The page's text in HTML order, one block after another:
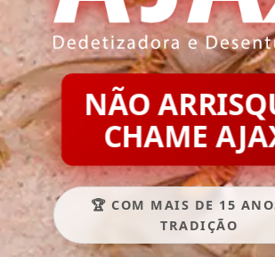
NÃO
CHAME
🏆 COM MAIS DE 15
TRADIÇÃO